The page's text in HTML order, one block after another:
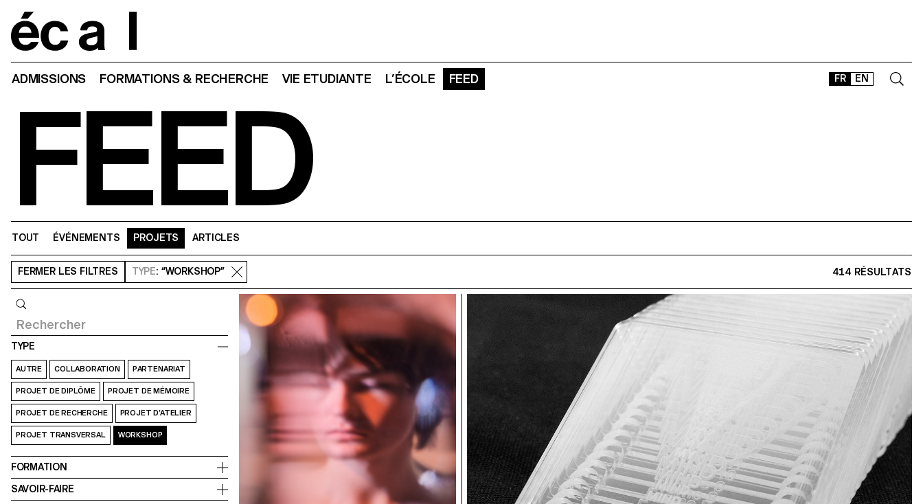
FR EN
ADMISSIONS FORMATIONS & RECHERCHE VIE ETUDIANTE L’ÉCOLE FEED
FEED
TOUT ÉVÉNEMENTS PROJETS ARTICLES
FERMER LES FILTRES TYPE: “WORKSHOP” 414 RÉSULTATS
TYPE
AUTRE COLLABORATION PARTENARIAT
PROJET DE DIPLÔME PROJET DE MÉMOIRE
PROJET DE RECHERCHE PROJET D’ATELIER
PROJET TRANSVERSAL WORKSHOP
FORMATION
SAVOIR-FAIRE